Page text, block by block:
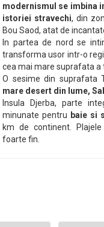
modernismul se imbina
istoriei stravechi, din
Bou Saod, atat de
In partea de nord se
transforma usor intr-o
cea mai mare suprafata a
O sesime din suprafata
mare desert din lume,
Insula Djerba, parte
minunate pentru baie si
km de continent.
foarte fin.